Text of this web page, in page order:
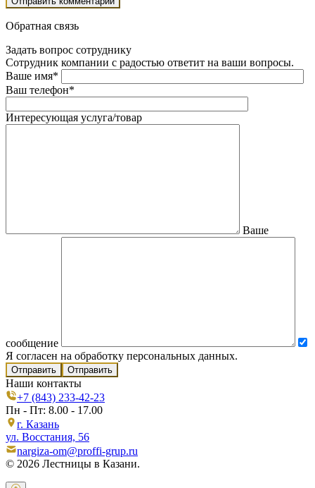
Обратная связь
Задать вопрос сотруднику
Сотрудник компании с радостью ответит на ваши вопросы.
Ваше имя*
Ваш телефон*
Интересующая услуга/товар
Ваше
сообщение
Я согласен на обработку персональных данных.
Отправить
Наши контакты
+7 (843) 233-42-23
Пн - Пт: 8.00 - 17.00
г. Казань
ул. Восстания, 56
nargiza-om@proffi-grup.ru
© 2026 Лестницы в Казани.